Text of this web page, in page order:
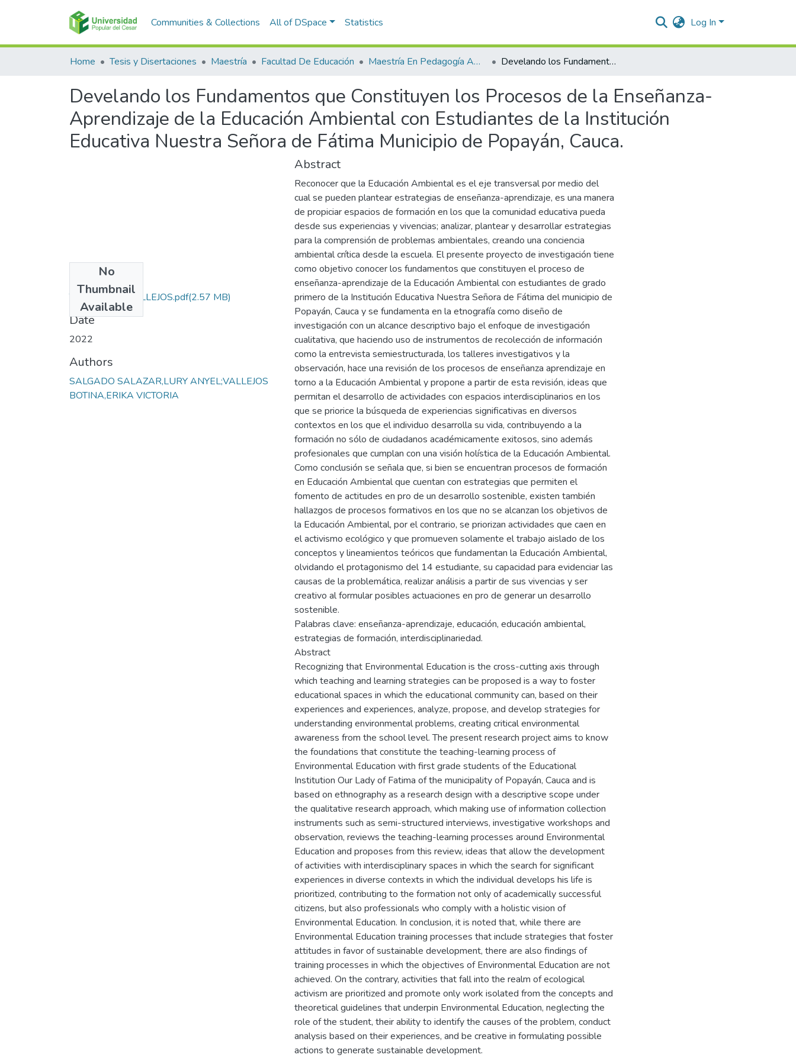
Communities & Collections All of DSpace Statistics Log In
Home Tesis y Disertaciones Maestría Facultad De Educación Maestría En Pedagogía Ambiental Para El desarrollo Sostenible Develando los Fundamentos que Constituyen los Procesos de la Enseñanza-Aprendizaje de la Educación Ambiental con Estudiantes de la Institución Educativa Nuestra Señora de Fátima Municipio de Popayán, Cauca.
Develando los Fundamentos que Constituyen los Procesos de la Enseñanza-
Aprendizaje de la Educación Ambiental con Estudiantes de la Institución
Educativa Nuestra Señora de Fátima Municipio de Popayán, Cauca.
No
Thumbnail
Available
TESIS ERIKA VALLEJOS.pdf(2.57 MB)
Date
2022
Authors
SALGADO SALAZAR,LURY ANYEL;VALLEJOS
BOTINA,ERIKA VICTORIA
Abstract
Reconocer que la Educación Ambiental es el eje transversal por medio del
cual se pueden plantear estrategias de enseñanza-aprendizaje, es una manera
de propiciar espacios de formación en los que la comunidad educativa pueda
desde sus experiencias y vivencias; analizar, plantear y desarrollar estrategias
para la comprensión de problemas ambientales, creando una conciencia
ambiental crítica desde la escuela. El presente proyecto de investigación tiene
como objetivo conocer los fundamentos que constituyen el proceso de
enseñanza-aprendizaje de la Educación Ambiental con estudiantes de grado
primero de la Institución Educativa Nuestra Señora de Fátima del municipio de
Popayán, Cauca y se fundamenta en la etnografía como diseño de
investigación con un alcance descriptivo bajo el enfoque de investigación
cualitativa, que haciendo uso de instrumentos de recolección de información
como la entrevista semiestructurada, los talleres investigativos y la
observación, hace una revisión de los procesos de enseñanza aprendizaje en
torno a la Educación Ambiental y propone a partir de esta revisión, ideas que
permitan el desarrollo de actividades con espacios interdisciplinarios en los
que se priorice la búsqueda de experiencias significativas en diversos
contextos en los que el individuo desarrolla su vida, contribuyendo a la
formación no sólo de ciudadanos académicamente exitosos, sino además
profesionales que cumplan con una visión holística de la Educación Ambiental.
Como conclusión se señala que, si bien se encuentran procesos de formación
en Educación Ambiental que cuentan con estrategias que permiten el
fomento de actitudes en pro de un desarrollo sostenible, existen también
hallazgos de procesos formativos en los que no se alcanzan los objetivos de
la Educación Ambiental, por el contrario, se priorizan actividades que caen en
el activismo ecológico y que promueven solamente el trabajo aislado de los
conceptos y lineamientos teóricos que fundamentan la Educación Ambiental,
olvidando el protagonismo del 14 estudiante, su capacidad para evidenciar las
causas de la problemática, realizar análisis a partir de sus vivencias y ser
creativo al formular posibles actuaciones en pro de generar un desarrollo
sostenible.
Palabras clave: enseñanza-aprendizaje, educación, educación ambiental,
estrategias de formación, interdisciplinariedad.
Abstract
Recognizing that Environmental Education is the cross-cutting axis through
which teaching and learning strategies can be proposed is a way to foster
educational spaces in which the educational community can, based on their
experiences and experiences, analyze, propose, and develop strategies for
understanding environmental problems, creating critical environmental
awareness from the school level. The present research project aims to know
the foundations that constitute the teaching-learning process of
Environmental Education with first grade students of the Educational
Institution Our Lady of Fatima of the municipality of Popayán, Cauca and is
based on ethnography as a research design with a descriptive scope under
the qualitative research approach, which making use of information collection
instruments such as semi-structured interviews, investigative workshops and
observation, reviews the teaching-learning processes around Environmental
Education and proposes from this review, ideas that allow the development
of activities with interdisciplinary spaces in which the search for significant
experiences in diverse contexts in which the individual develops his life is
prioritized, contributing to the formation not only of academically successful
citizens, but also professionals who comply with a holistic vision of
Environmental Education. In conclusion, it is noted that, while there are
Environmental Education training processes that include strategies that foster
attitudes in favor of sustainable development, there are also findings of
training processes in which the objectives of Environmental Education are not
achieved. On the contrary, activities that fall into the realm of ecological
activism are prioritized and promote only work isolated from the concepts and
theoretical guidelines that underpin Environmental Education, neglecting the
role of the student, their ability to identify the causes of the problem, conduct
analysis based on their experiences, and be creative in formulating possible
actions to generate sustainable development.